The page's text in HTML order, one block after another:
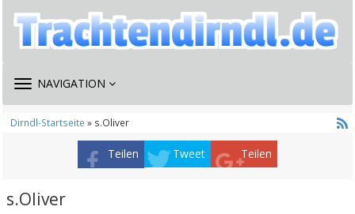
TOGGLE
NAVIGATION
Dirndl-Startseite » s.Oliver
Teilen Tweet Teilen
s.Oliver